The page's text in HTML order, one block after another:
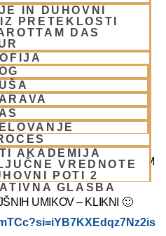
IN DUHOVNI
PRETEKLOSTI
DAS
AKADEMIJA
VREDNOTE
POTI 2
GLASBA
transcendentalno
bo potekal sredi gozdov na
tako da si lahko
in možnost za prijavo vam
učenec, duhovni učitelj NM
ki jo ne velja izpustiti.
UMIKOV – KLIKNI 🙂